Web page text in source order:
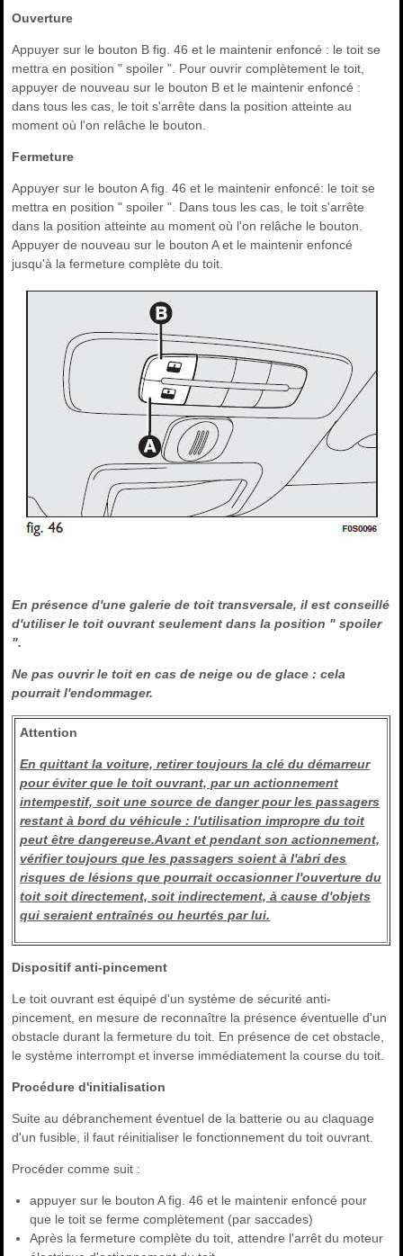
Ouverture
Appuyer sur le bouton B fig. 46 et le maintenir enfoncé : le toit se
mettra en position " spoiler ". Pour ouvrir complètement le toit,
appuyer de nouveau sur le bouton B et le maintenir enfoncé :
dans tous les cas, le toit s'arrête dans la position atteinte au
moment où l'on relâche le bouton.
Fermeture
Appuyer sur le bouton A fig. 46 et le maintenir enfoncé: le toit se
mettra en position " spoiler ". Dans tous les cas, le toit s'arrête
dans la position atteinte au moment où l'on relâche le bouton.
Appuyer de nouveau sur le bouton A et le maintenir enfoncé
jusqu'à la fermeture complète du toit.
En présence d'une galerie de toit transversale, il est conseillé
d'utiliser le toit ouvrant seulement dans la position " spoiler
".
Ne pas ouvrir le toit en cas de neige ou de glace : cela
pourrait l'endommager.
Attention
En quittant la voiture, retirer toujours la clé du démarreur
pour éviter que le toit ouvrant, par un actionnement
intempestif, soit une source de danger pour les passagers
restant à bord du véhicule : l'utilisation impropre du toit
peut être dangereuse.Avant et pendant son actionnement,
vérifier toujours que les passagers soient à l'abri des
risques de lésions que pourrait occasionner l'ouverture du
toit soit directement, soit indirectement, à cause d'objets
qui seraient entraînés ou heurtés par lui.
Dispositif anti-pincement
Le toit ouvrant est équipé d'un système de sécurité anti-
pincement, en mesure de reconnaître la présence éventuelle d'un
obstacle durant la fermeture du toit. En présence de cet obstacle,
le système interrompt et inverse immédiatement la course du toit.
Procédure d'initialisation
Suite au débranchement éventuel de la batterie ou au claquage
d'un fusible, il faut réinitialiser le fonctionnement du toit ouvrant.
Procéder comme suit :
appuyer sur le bouton A fig. 46 et le maintenir enfoncé pour
que le toit se ferme complètement (par saccades)
Après la fermeture complète du toit, attendre l'arrêt du moteur